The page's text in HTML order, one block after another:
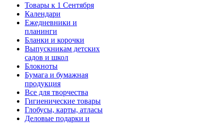
Товары к 1 Сентября
Календари
Ежедневники и
планинги
Бланки и корочки
Выпускникам детских
садов и школ
Блокноты
Бумага и бумажная
продукция
Все для творчества
Гигиенические товары
Глобусы, карты, атласы
Деловые подарки и